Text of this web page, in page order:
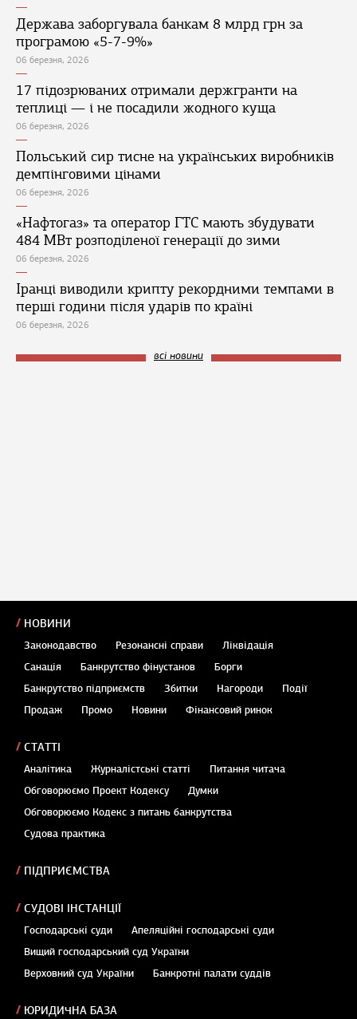
Держава заборгувала банкам 8 млрд грн за
програмою «5-7-9%»
06 березня, 2026
17 підозрюваних отримали держгранти на
теплиці — і не посадили жодного куща
06 березня, 2026
Польський сир тисне на українських виробників
демпінговими цінами
06 березня, 2026
«Нафтогаз» та оператор ГТС мають збудувати
484 МВт розподіленої генерації до зими
06 березня, 2026
Іранці виводили крипту рекордними темпами в
перші години після ударів по країні
06 березня, 2026
всі новини
НОВИНИ
Законодавство Резонансні справи
Ліквідація
Санація
Банкрутство фінустанов
Борги
Банкрутство підприємств
Збитки Нагороди
Події
Продаж
Промо Новини Фінансовий ринок
СТАТТІ
Аналітика Журналістські статті
Питання читача
Обговорюємо Проект Кодексу
Думки
Обговорюємо Кодекс з питань банкрутства
Судова практика
ПІДПРИЄМСТВА
СУДОВІ ІНСТАНЦІЇ
Господарські суди
Апеляційні господарські суди
Вищий господарський суд України
Верховний суд України
Банкротні палати суддів
ЮРИДИЧНА БАЗА